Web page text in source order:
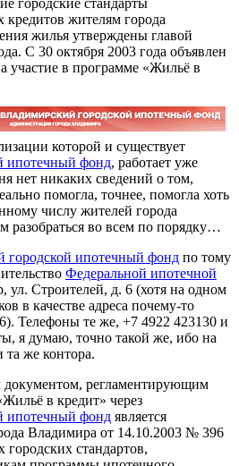
городские стандарты
кредитов жителям города
жилья утверждены главой
С 30 октября 2003 года объявлен
участие в программе «Жильё в
которой и существует
ипотечный фонд, работает уже
нет никаких сведений о том,
помогла, точнее, помогла хоть
числу жителей города
разобраться во всем по порядку…
городской ипотечный фонд по тому
Федеральной ипотечной
ул. Строителей, д. 6 (хотя на одном
в качестве адреса почему-то
Телефоны те же, +7 4922 423130 и
я думаю, точно такой же, ибо на
та же контора.
регламентирующим
в кредит» через
ипотечный фонд является
Владимира от 14.10.2003 № 396
стандартов,